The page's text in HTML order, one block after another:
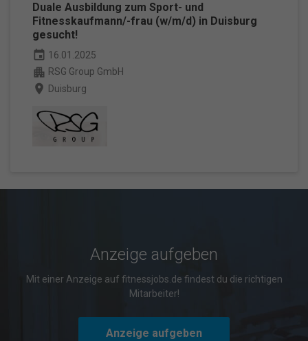
Duale Ausbildung zum Sport- und
Fitnesskaufmann/-frau (w/m/d) in Duisburg
gesucht!
event 16.01.2025
apartment RSG Group GmbH
place Duisburg
Anzeige aufgeben
Mit einer Anzeige auf fitnessjobs.de findest du die richtigen
Mitarbeiter!
Anzeige aufgeben